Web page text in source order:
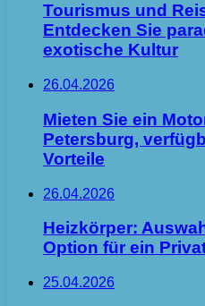
Tourismus und
Entdecken Sie
exotische Kultur
26.04.2026
Mieten Sie ein
Petersburg,
Vorteile
26.04.2026
Heizkörper:
Option für ein
25.04.2026